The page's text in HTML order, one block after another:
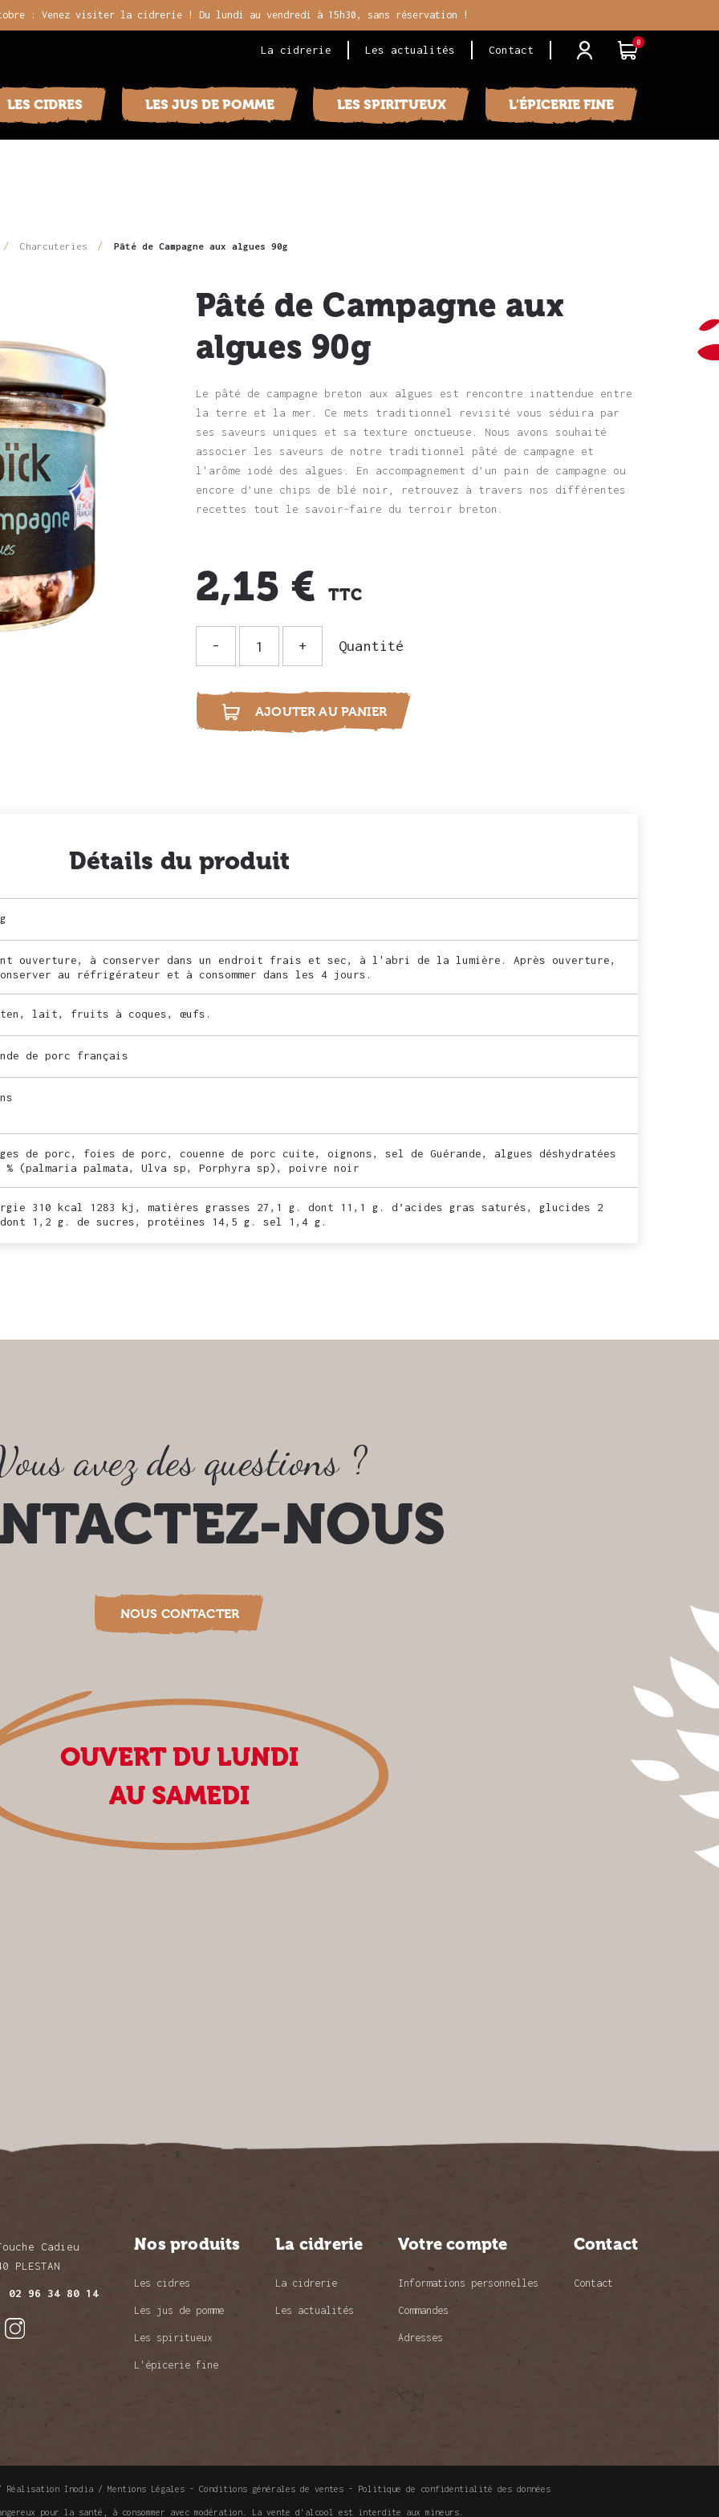
: Venez visiter la cidrerie ! Du lundi au vendredi à 15h30, sans réservation !
La cidrerie Les actualités Contact j i0
LES CIDRES LES JUS DE POMME LES SPIRITUEUX L'ÉPICERIE FINE
Charcuteries Pâté de Campagne aux algues 90g
Pâté de Campagne aux
algues 90g
Le pâté de campagne breton aux algues est rencontre inattendue entre
la terre et la mer. Ce mets traditionnel revisité vous séduira par
ses saveurs uniques et sa texture onctueuse. Nous avons souhaité
associer les saveurs de notre traditionnel pâté de campagne et
l'arôme iodé des algues. En accompagnement d’un pain de campagne ou
encore d’une chips de blé noir, retrouvez à travers nos différentes
recettes tout le savoir-faire du terroir breton.
2,15 € TTC
Quantité
i AJOUTER AU PANIER
Détails du produit
ouverture, à conserver dans un endroit frais et sec, à l'abri de la lumière. Après ouverture,
au réfrigérateur et à consommer dans les 4 jours.
lait, fruits à coques, œufs.
de porc français
de porc, foies de porc, couenne de porc cuite, oignons, sel de Guérande, algues déshydratées
% (palmaria palmata, Ulva sp, Porphyra sp), poivre noir
310 kcal 1283 kj, matières grasses 27,1 g. dont 11,1 g. d’acides gras saturés, glucides 2
1,2 g. de sucres, protéines 14,5 g. sel 1,4 g.
avez des questions ?
NOUS
NOUS CONTACTER
OUVERT DU LUNDI
AU SAMEDI
Cadieu
PLESTAN
02 96 34 80 14
Nos produits
Les cidres
Les jus de pomme
Les spiritueux
L'épicerie fine
La cidrerie
La cidrerie
Les actualités
Votre compte
Informations personnelles
Commandes
Adresses
Contact
Contact
Réalisation Inodia / Mentions Légales - Conditions générales de ventes - Politique de confidentialité des données
pour la santé, à consommer avec modération. La vente d'alcool est interdite aux mineurs.